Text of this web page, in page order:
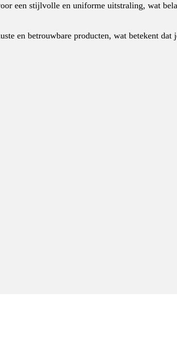
een stijlvolle en uniforme uitstraling, wat
en betrouwbare producten, wat betekent